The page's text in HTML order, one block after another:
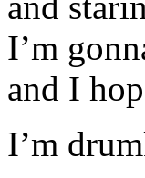
I’m
and I
I’m